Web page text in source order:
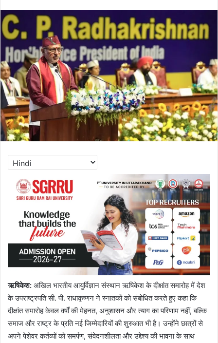
ऋषिकेश: अखिल भारतीय आयुर्विज्ञान संस्थान ऋषिकेश के दीक्षांत समारोह में देश
के उपराष्ट्रपति सी. पी. राधाकृष्णन ने स्नातकों को संबोधित करते हुए कहा कि
दीक्षांत समारोह केवल वर्षों की मेहनत, अनुशासन और त्याग का परिणाम नहीं, बल्कि
समाज और राष्ट्र के प्रति नई जिम्मेदारियों की शुरुआत भी है। उन्होंने छात्रों से
अपने पेशेवर कर्तव्यों को समर्पण, संवेदनशीलता और उद्देश्य की भावना के साथ